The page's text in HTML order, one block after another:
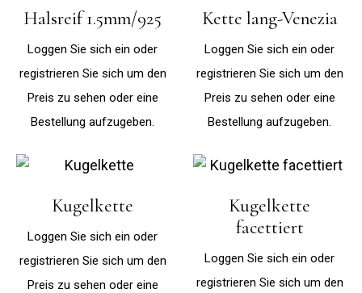
Halsreif 1.5mm/925
Loggen Sie sich ein oder
registrieren Sie sich um den
Preis zu sehen oder eine
Bestellung aufzugeben.
Kette lang-Venezia
Loggen Sie sich ein oder
registrieren Sie sich um den
Preis zu sehen oder eine
Bestellung aufzugeben.
Kugelkette
Loggen Sie sich ein oder
registrieren Sie sich um den
Preis zu sehen oder eine
Kugelkette
facettiert
Loggen Sie sich ein oder
registrieren Sie sich um den